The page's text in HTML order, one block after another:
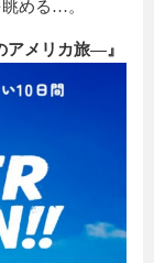
める…。
アメリカ旅―』